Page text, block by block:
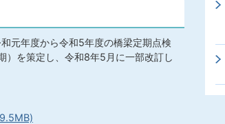
元年度から令和5年度の橋梁定期点検
）を策定し、令和8年5月に一部改訂し